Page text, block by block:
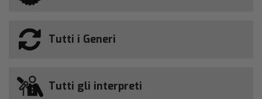
Tutti i Generi
Tutti gli interpreti